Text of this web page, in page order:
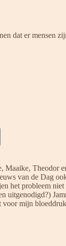
dat er mensen
Maaike, Theodor
van de Dag
het probleem niet
uitgenodigd?)
mijn